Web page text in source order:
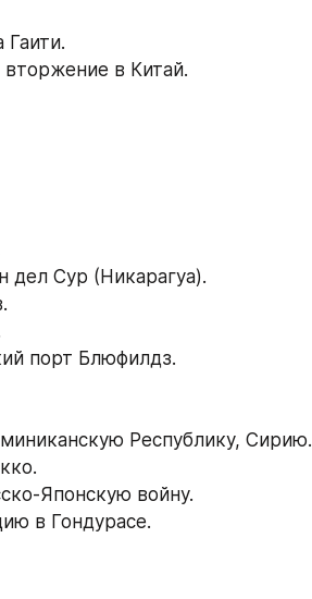
Гаити.
вторжение в Китай.
дел Сур (Никарагуа).
порт Блюфилдз.
Республику, Сирию.
Японскую войну.
в Гондурасе.